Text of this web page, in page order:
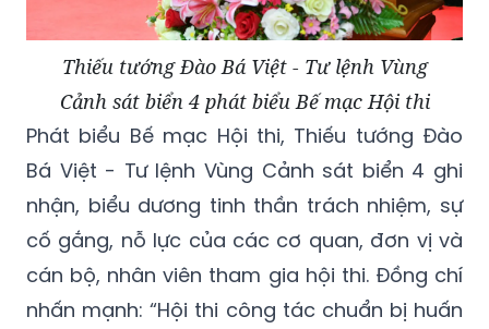
Thiếu tướng Đào Bá Việt - Tư lệnh Vùng
Cảnh sát biển 4 phát biểu Bế mạc Hội thi
Phát biểu Bế mạc Hội thi, Thiếu tướng Đào
Bá Việt - Tư lệnh Vùng Cảnh sát biển 4 ghi
nhận, biểu dương tinh thần trách nhiệm, sự
cố gắng, nỗ lực của các cơ quan, đơn vị và
cán bộ, nhân viên tham gia hội thi. Đồng chí
nhấn mạnh: “Hội thi công tác chuẩn bị huấn